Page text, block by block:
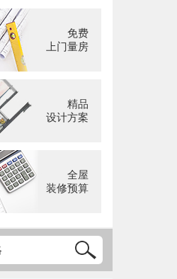
免费
上门量房
精品
设计方案
全屋
装修预算